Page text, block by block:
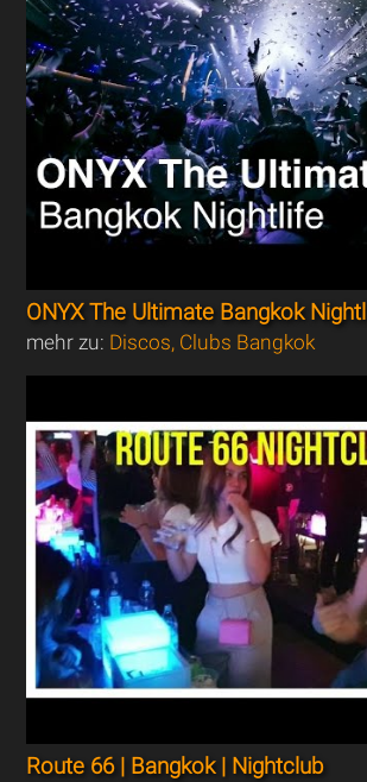
ONYX The Ultimate Bangkok
mehr zu: Discos, Clubs Bangkok
Route 66 | Bangkok | Nightclub